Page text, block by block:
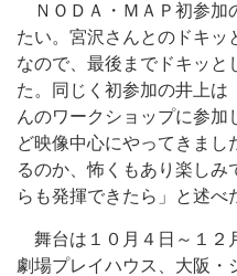
ＮＯＤＡ・ＭＡＰ初参加
たい。宮沢さんとのドキッ
なので、最後までドキッと
た。同じく初参加の井上は
んのワークショップに参加
ど映像中心にやってきまし
るのか、怖くもあり楽し
らも発揮できたら」と述べ
舞台は１０月４日～１２
劇場プレイハウス、大阪・